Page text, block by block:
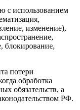
с использованием
изменение),
блокирование,
потери
обработка
обязательств, а
РФ.